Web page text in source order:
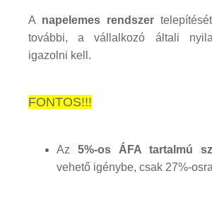
A napelemes rendszer
további, a vállalkozó általi
igazolni kell.
FONTOS!!!
Az 5%-os ÁFA tartalmú
vehető igénybe, csak 27%-